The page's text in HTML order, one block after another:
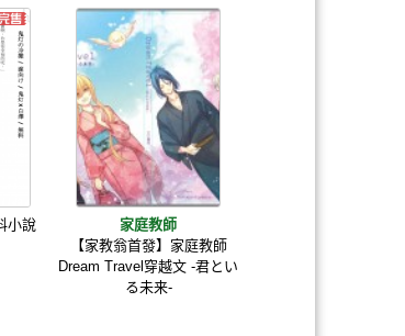
小說
家庭教師
【家教翁首發】家庭教師
Dream Travel穿越文 -君とい
る未来-